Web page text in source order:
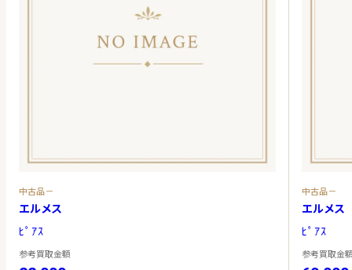
中古品－
エルメス
ﾋﾟｱｽ
参考買取金額
中古品－
エルメス
ﾋﾟｱｽ
参考買取金